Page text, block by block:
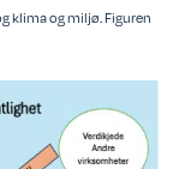
klima og miljø. Figuren